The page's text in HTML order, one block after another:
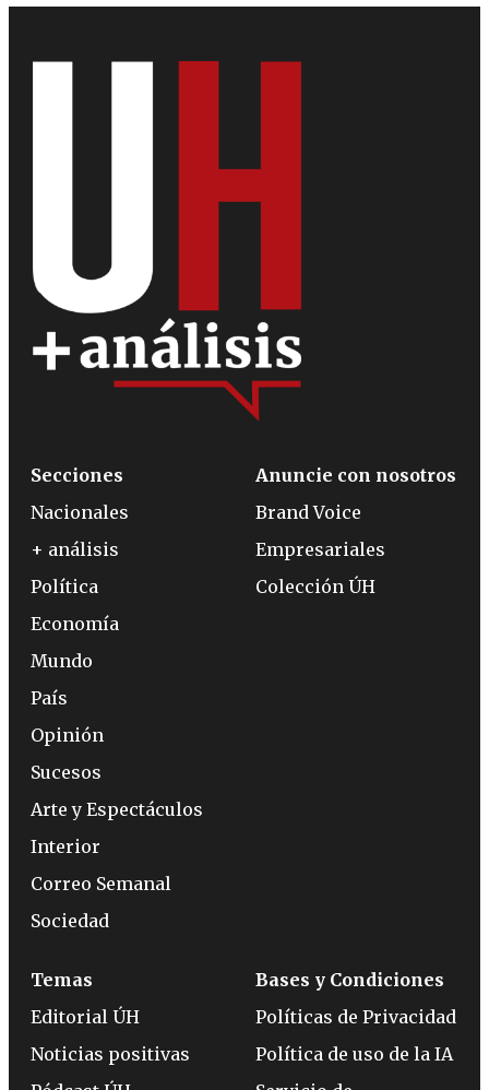
Secciones
Nacionales
+ análisis
Política
Economía
Mundo
País
Opinión
Sucesos
Arte y Espectáculos
Interior
Correo Semanal
Sociedad
Anuncie con nosotros
Brand Voice
Empresariales
Colección ÚH
Temas
Editorial ÚH
Noticias positivas
Bases y Condiciones
Políticas de Privacidad
Política de uso de la IA